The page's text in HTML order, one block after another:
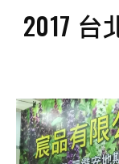
2017 台